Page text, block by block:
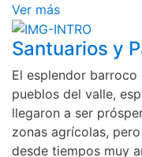
Ver más
Santuarios y
El esplendor
pueblos del valle,
llegaron a ser
zonas agrícolas,
desde tiempos muy